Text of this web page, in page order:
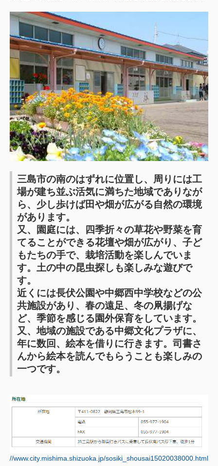
三島市の南のはずれに位置し、周りには工
場が建ち並ぶ活気に満ちた地域でありなが
ら、少し歩けば田や畑が広がる自然の環境
があります。
又、園庭には、四季折々の草花や野菜を育
てることができる花壇や畑が広がり、子ど
もたちの手で、栽培活動を楽しんでいま
す。土の中の昆虫探しも楽しみな遊びで
す。
近くには長伏公園や中郷西中学校などの公
共施設があり、春の遠足、冬の凧揚げな
ど、季節を感じる園外保育をしています。
又、地域の施設である中郷文化プラザに、
年に数回、絵本を借りに行きます。司書さ
んから絵本を読んでもらうことも楽しみの
一つです。
//www.city.mishima.shizuoka.jp/sosiki_shousai15020038000.html